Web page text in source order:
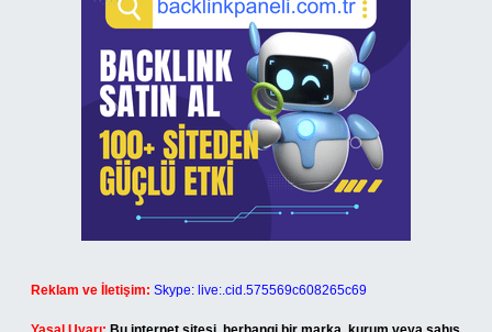
Reklam ve İletişim: Skype: live:.cid.575569c608265c69